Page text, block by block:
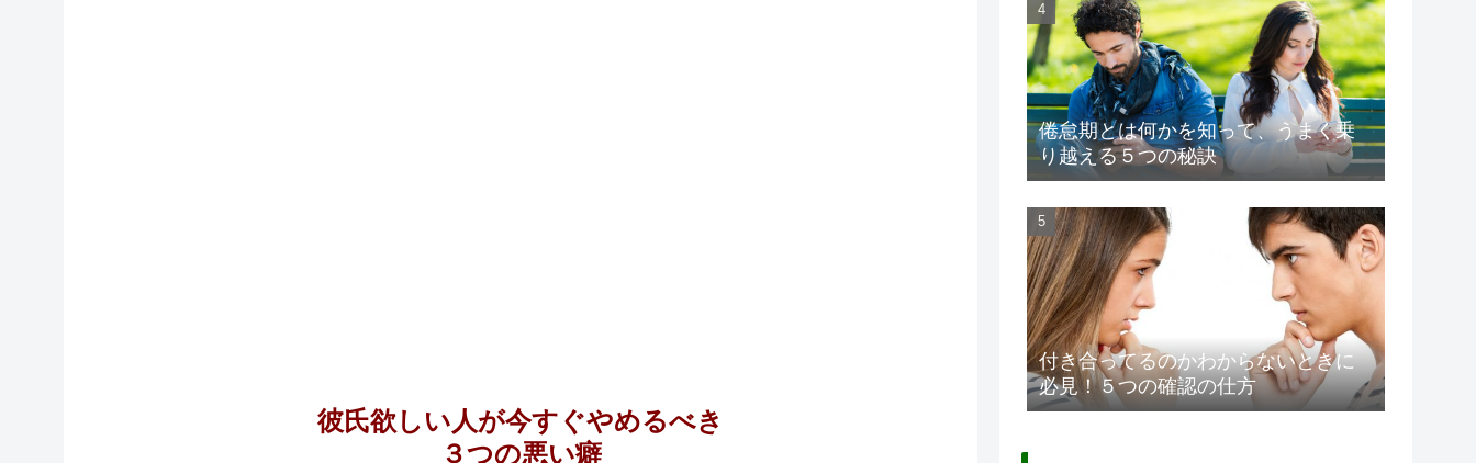
彼氏欲しい人が今すぐやめるべき
３つの悪い癖
倦怠期とは何かを知って、うまく乗
り越える５つの秘訣
付き合ってるのかわからないときに
必見！５つの確認の仕方